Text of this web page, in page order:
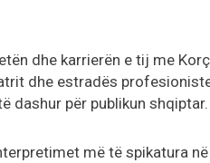
dhe karrierën e tij me
dhe estradës
dashur për publikun shqiptar.
më të spikatura në